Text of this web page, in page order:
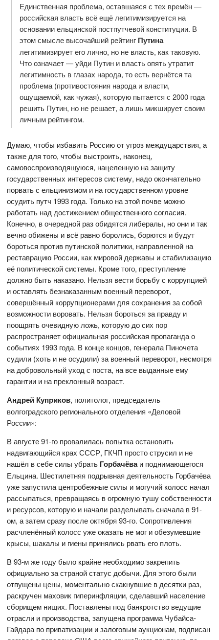
Единственная проблема, оставшаяся с тех времён —
российская власть всё ещё легитимизируется на
основании ельцинской постпутчевой конституции. В
этом смысле высочайший рейтинг Путина
легитимизирует его лично, но не власть, как таковую.
Что означает — уйди Путин и власть опять утратит
легитимность в глазах народа, то есть вернётся та
проблема (противостояния народа и власти,
ощущаемой, как чужая), которую пытается с 2000 года
решить Путин, но не решает, а лишь микширует своим
личным рейтингом.
Думаю, чтобы избавить Россию от угроз междуцарствия, а
также для того, чтобы выстроить, наконец,
самовоспроизводящуюся, нацеленную на защиту
государственных интересов систему, надо окончательно
порвать с ельцинизмом и на государственном уровне
осудить путч 1993 года. Только на этой почве можно
работать над достижением общественного согласия.
Конечно, в очередной раз обидятся либералы, но они и так
вечно обижены и всё равно боролись, борются и будут
бороться против путинской политики, направленной на
реставрацию России, как мировой державы и стабилизацию
её политической системы. Кроме того, преступление
должно быть наказано. Нельзя вести борьбу с коррупцией
и оставлять безнаказанным военный переворот,
совершённый коррупционерами для сохранения за собой
возможности воровать. Нельзя бороться за правду и
поощрять очевидную ложь, которую до сих пор
распространяет официальная российская пропаганда о
событиях 1993 года. В конце концов, генерала Пиночета
судили (хоть и не осудили) за военный переворот, несмотря
на добровольный уход с поста, на все выданные ему
гарантии и на преклонный возраст.
Андрей Куприков, политолог, председатель
волгоградского регионального отделения «Деловой
России»:
В августе 91-го провалилась попытка остановить
надвигающийся крах СССР, ГКЧП просто струсил и не
нашёл в себе силы убрать Горбачёваи поднимающегося
Ельцина. Шестилетняя подрывная деятельность Горбачёва
уже запустила центробежные силы и могучий колосс начал
рассыпаться, превращаясь в огромную тушу собственности
и ресурсов, которую и начали разделывать сначала в 91-
ом, а затем сразу после октября 93-го. Сопротивления
расчленённый колосс уже оказать не мог и обезумевшие
крысы, шакалы и гиены принялись рвать его плоть.
В 93-м же году было крайне необходимо закрепить
официально за страной статус добычи. Для этого были
отпущены цены, моментально скакнувшие в десятки раз,
раскручен маховик гиперинфляции, сделавший население
сборищем нищих. Поставлены под банкротство ведущие
отрасли и производства, запущена программа Чубайса-
Гайдара по приватизации и залоговым аукционам, подписан